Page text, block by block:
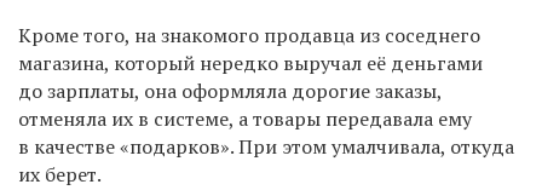
Кроме того, на знакомого продавца из соседнего
магазина, который нередко выручал её деньгами
до зарплаты, она оформляла дорогие заказы,
отменяла их в системе, а товары передавала ему
в качестве «подарков». При этом умалчивала, откуда
их берет.